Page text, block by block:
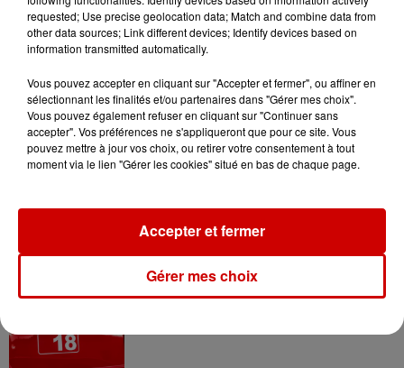
Infos
7h03
6 août 2026
Un homme décède après une
requested; Use precise geolocation data; Match and combine data from
other data sources; Link different devices; Identify devices based on
information transmitted automatically.
Vous pouvez accepter en cliquant sur "Accepter et fermer", ou affiner en
sélectionnant les finalités et/ou partenaires dans "Gérer mes choix".
Vous pouvez également refuser en cliquant sur "Continuer sans
accepter". Vos préférences ne s'appliqueront que pour ce site. Vous
pouvez mettre à jour vos choix, ou retirer votre consentement à tout
moment via le lien "Gérer les cookies" situé en bas de chaque page.
Gérer mes choix
Accepter et fermer